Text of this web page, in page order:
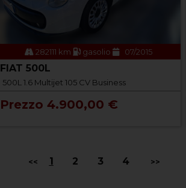
282111 km gasolio 07/2015
FIAT 500L
500L 1.6 Multijet 105 CV Business
Prezzo 4.900,00 €
<< 1 2 3 4 >>